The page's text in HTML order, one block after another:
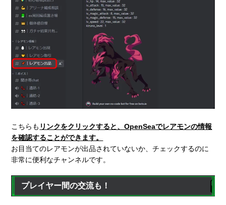
こちらも リンクをクリックすると、OpenSeaでレアモンの情報
を確認することができます。
お目当てのレアモンが出品されていないか、チェックするのに
非常に便利なチャンネルです。
プレイヤー間の交流も！